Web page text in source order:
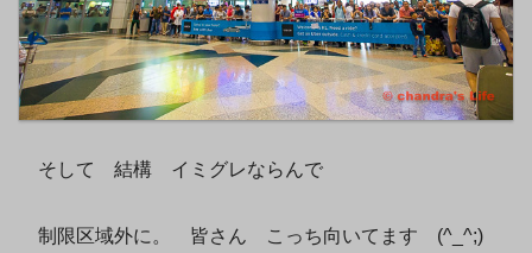
そして 結構 イミグレならんで
制限区域外に。 皆さん こっち向いてます (^_^;)